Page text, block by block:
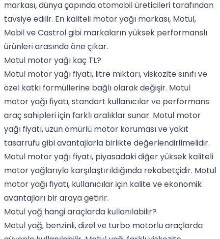
markası, dünya çapında otomobil üreticileri tarafından
tavsiye edilir. En kaliteli motor yağı markası, Motul,
Mobil ve Castrol gibi markaların yüksek performanslı
ürünleri arasında öne çıkar.
Motul motor yağı kaç TL?
Motul motor yağı fiyatı, litre miktarı, viskozite sınıfı ve
özel katkı formüllerine bağlı olarak değişir. Motul
motor yağı fiyatı, standart kullanıcılar ve performans
araç sahipleri için farklı aralıklar sunar. Motul motor
yağı fiyatı, uzun ömürlü motor koruması ve yakıt
tasarrufu gibi avantajlarla birlikte değerlendirilmelidir.
Motul motor yağı fiyatı, piyasadaki diğer yüksek kaliteli
motor yağlarıyla karşılaştırıldığında rekabetçidir. Motul
motor yağı fiyatı, kullanıcılar için kalite ve ekonomik
avantajları bir araya getirir.
Motul yağ hangi araçlarda kullanılabilir?
Motul yağ, benzinli, dizel ve turbo motorlu araçlarda